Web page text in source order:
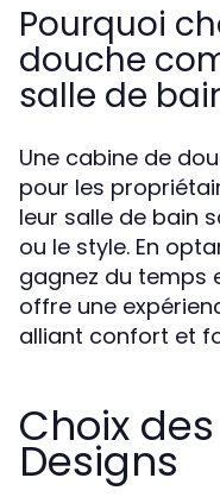
Pourquoi
douche
salle de
Une cabine de
pour les
leur salle de bain
ou le style. En
gagnez du temps
offre une
alliant confort et
Choix
Designs